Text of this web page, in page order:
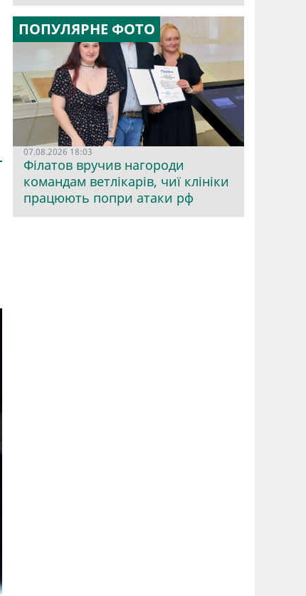
ПОПУЛЯРНЕ ФОТО
07.08.2026 18:03
Філатов вручив нагороди
командам ветлікарів, чиї клініки
працюють попри атаки рф